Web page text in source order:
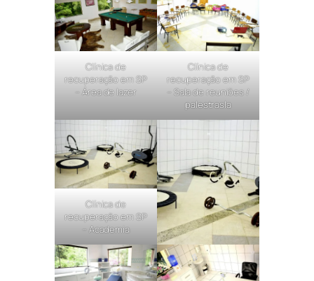
Clínica de
recuperação em SP
– Área de lazer
Clínica de
recuperação em SP
– Sala de reuniões /
palestrasla
Clínica de
recuperação em SP
– Academia